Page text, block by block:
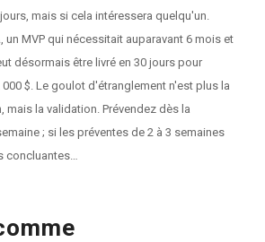
mais si cela intéressera quelqu'un.
un MVP qui nécessitait auparavant 6 mois et
désormais être livré en 30 jours pour
$. Le goulot d'étranglement n'est plus la
mais la validation. Prévendez dès la
; si les préventes de 2 à 3 semaines
concluantes…